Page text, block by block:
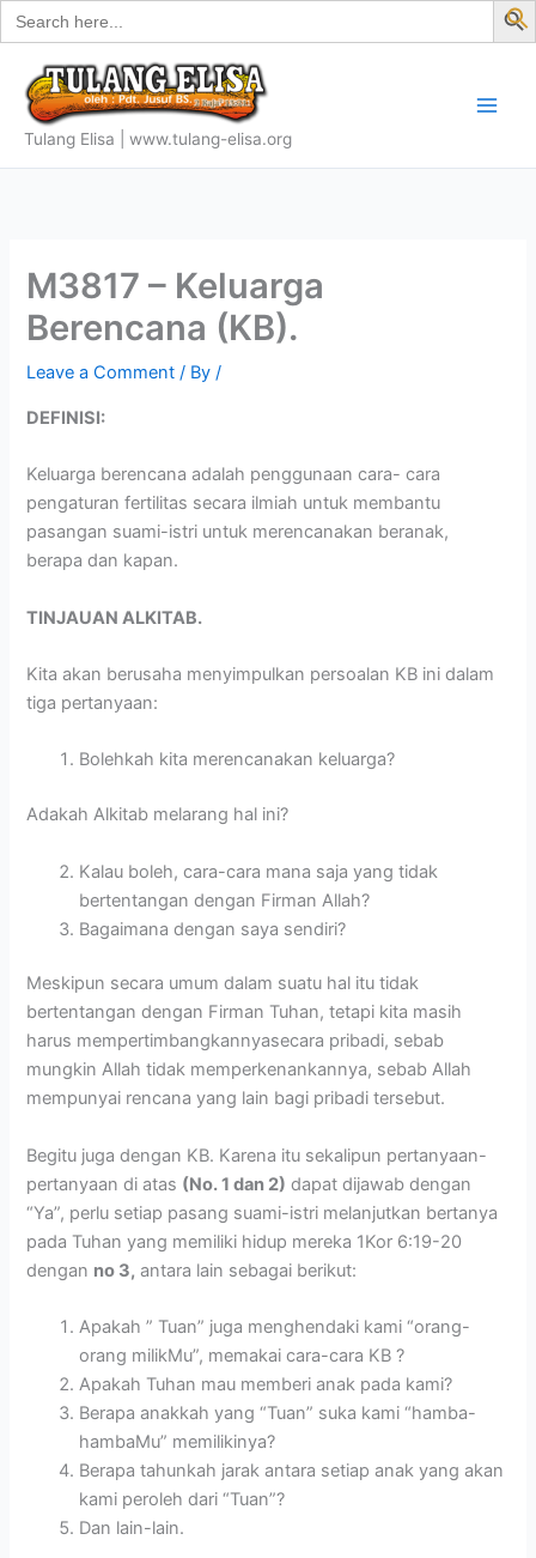
Search
for:
Skip
to
content
Tulang Elisa | www.tulang-elisa.org
M3817 – Keluarga
Berencana (KB).
Leave a Comment / By/
DEFINISI:
Keluarga berencana adalah penggunaan cara- cara
pengaturan fertilitas secara ilmiah untuk membantu
pasangan suami-istri untuk merencanakan beranak,
berapa dan kapan.
TINJAUAN ALKITAB.
Kita akan berusaha menyimpulkan persoalan KB ini dalam
tiga pertanyaan:
Bolehkah kita merencanakan keluarga?
Adakah Alkitab melarang hal ini?
Kalau boleh, cara-cara mana saja yang tidak
bertentangan dengan Firman Allah?
Bagaimana dengan saya sendiri?
Meskipun secara umum dalam suatu hal itu tidak
bertentangan dengan Firman Tuhan, tetapi kita masih
harus mempertimbangkannyasecara pribadi, sebab
mungkin Allah tidak memperkenankannya, sebab Allah
mempunyai rencana yang lain bagi pribadi tersebut.
Begitu juga dengan KB. Karena itu sekalipun pertanyaan-
pertanyaan di atas (No. 1 dan 2) dapat dijawab dengan
“Ya”, perlu setiap pasang suami-istri melanjutkan bertanya
pada Tuhan yang memiliki hidup mereka 1Kor 6:19-20
dengan no 3, antara lain sebagai berikut:
Apakah ” Tuan” juga menghendaki kami “orang-
orang milikMu”, memakai cara-cara KB ?
Apakah Tuhan mau memberi anak pada kami?
Berapa anakkah yang “Tuan” suka kami “hamba-
hambaMu” memilikinya?
Berapa tahunkah jarak antara setiap anak yang akan
kami peroleh dari “Tuan”?
Dan lain-lain.